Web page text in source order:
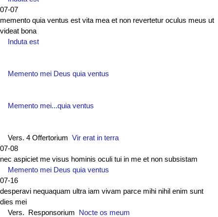
07-07
memento quia ventus est vita mea et non revertetur oculus meus ut
videat bona
Induta est
Memento mei Deus quia ventus
Memento mei...quia ventus
Vers. 4 Offertorium Vir erat in terra
07-08
nec aspiciet me visus hominis oculi tui in me et non subsistam
Memento mei Deus quia ventus
07-16
desperavi nequaquam ultra iam vivam parce mihi nihil enim sunt
dies mei
Vers. Responsorium Nocte os meum